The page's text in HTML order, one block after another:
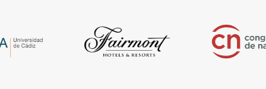
Teruel
Zaragoza